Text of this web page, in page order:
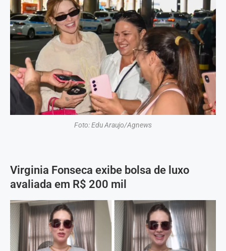
Foto: Edu Araujo/Agnews
Virginia Fonseca exibe bolsa de luxo
avaliada em R$ 200 mil